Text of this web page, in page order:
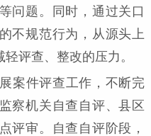
问题。同时，通过关口
不规范行为，从源头上
评查、整改的压力。
案件评查工作，不断完
察机关自查自评、县区
评审。自查自评阶段，